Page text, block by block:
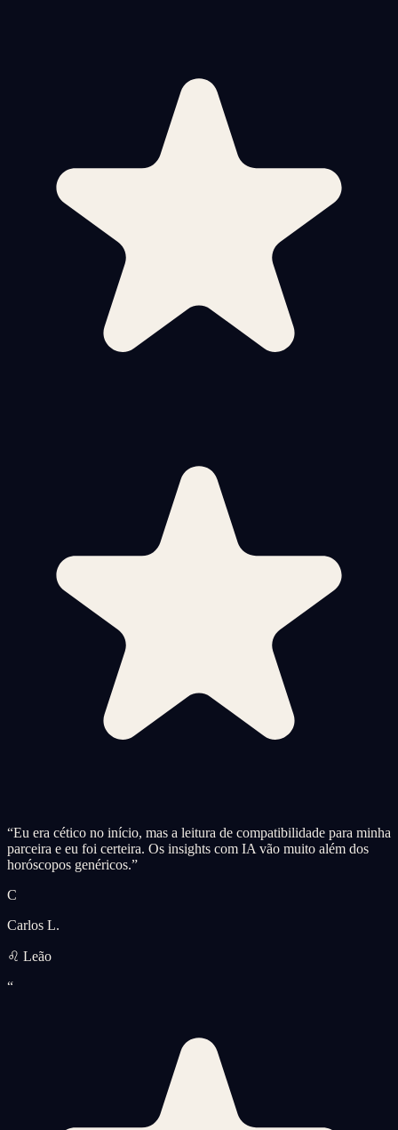
“Eu era cético no início, mas a leitura de compatibilidade para minha
parceira e eu foi certeira. Os insights com IA vão muito além dos
horóscopos genéricos.”
C
Carlos L.
♌ Leão
“